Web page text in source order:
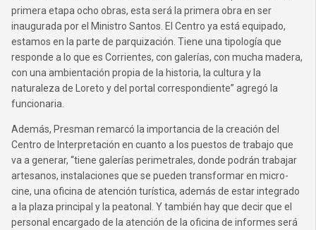
primera etapa ocho obras, esta será la primera obra en ser
inaugurada por el Ministro Santos. El Centro ya está equipado,
estamos en la parte de parquización. Tiene una tipología que
responde a lo que es Corrientes, con galerías, con mucha madera,
con una ambientación propia de la historia, la cultura y la
naturaleza de Loreto y del portal correspondiente” agregó la
funcionaria.
Además, Presman remarcó la importancia de la creación del
Centro de Interpretación en cuanto a los puestos de trabajo que
va a generar, “tiene galerías perimetrales, donde podrán trabajar
artesanos, instalaciones que se pueden transformar en micro-
cine, una oficina de atención turística, además de estar integrado
a la plaza principal y la peatonal. Y también hay que decir que el
personal encargado de la atención de la oficina de informes será